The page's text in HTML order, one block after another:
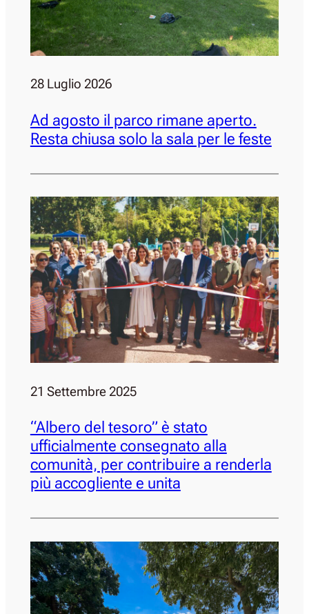
28 Luglio 2026
Ad agosto il parco rimane aperto.
Resta chiusa solo la sala per le feste
21 Settembre 2025
“Albero del tesoro” è stato
ufficialmente consegnato alla
comunità, per contribuire a renderla
più accogliente e unita